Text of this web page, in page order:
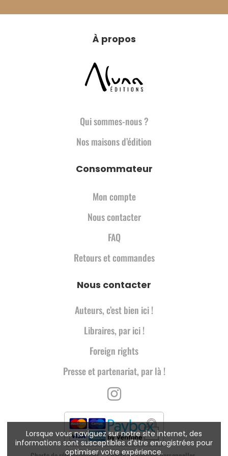
Lorsque vous naviguez sur notre site internet, des
informations sont susceptibles d'être enregistrées pour
optimiser votre expérience.
À propos
Qui sommes-nous ?
Nos maisons d’édition
Consommateur
Mon compte
Nous contacter
FAQ
Retours et commandes
Nous contacter
Auteurs, c’est bien ici !
Libraires, par ici !
Foreign rights
Presse et partenariat, par là !